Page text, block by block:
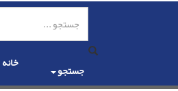
رفتن
جستجو خانه